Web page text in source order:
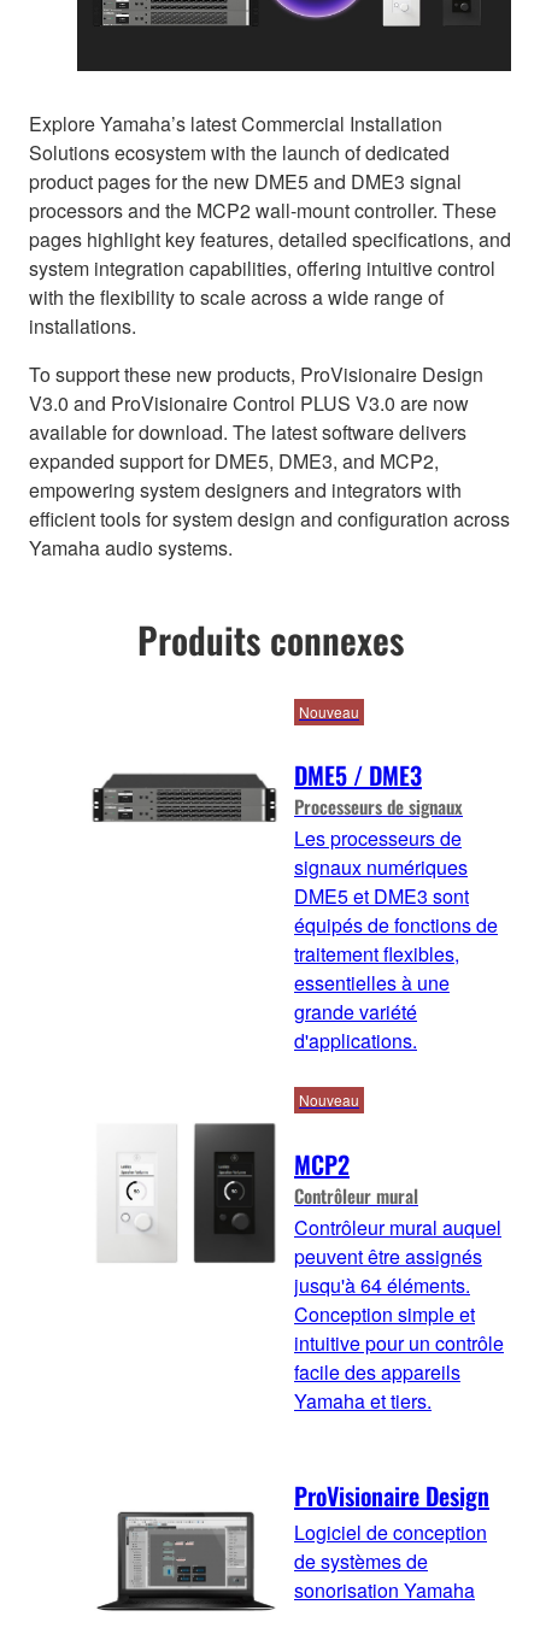
Explore Yamaha’s latest Commercial Installation
Solutions ecosystem with the launch of dedicated
product pages for the new DME5 and DME3 signal
processors and the MCP2 wall-mount controller. These
pages highlight key features, detailed specifications, and
system integration capabilities, offering intuitive control
with the flexibility to scale across a wide range of
installations.
To support these new products, ProVisionaire Design
V3.0 and ProVisionaire Control PLUS V3.0 are now
available for download. The latest software delivers
expanded support for DME5, DME3, and MCP2,
empowering system designers and integrators with
efficient tools for system design and configuration across
Yamaha audio systems.
Produits connexes
DME5 / DME3
Processeurs de signaux
Nouveau
Les processeurs de
signaux numériques
DME5 et DME3 sont
équipés de fonctions de
traitement flexibles,
essentielles à une
grande variété
d'applications.
MCP2
Contrôleur mural
Nouveau
Contrôleur mural auquel
peuvent être assignés
jusqu'à 64 éléments.
Conception simple et
intuitive pour un contrôle
facile des appareils
Yamaha et tiers.
ProVisionaire Design
Logiciel de conception
de systèmes de
sonorisation Yamaha